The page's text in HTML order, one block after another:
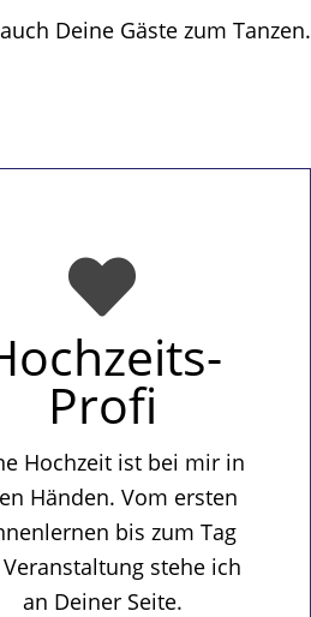
Deine Gäste zum Tanzen.
Profi
Hochzeit ist bei mir in
Händen. Vom ersten
bis zum Tag
stehe ich
an Deiner Seite.